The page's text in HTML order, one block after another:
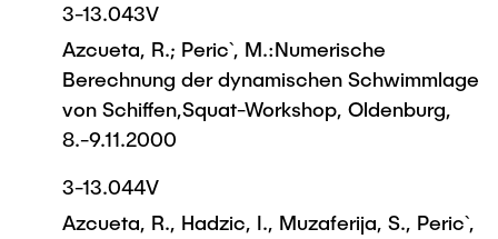
3-13.043V
Azcueta, R.; Peric`, M.:Numerische
Berechnung der dynamischen Schwimmlage
von Schiffen,Squat-Workshop, Oldenburg,
8.-9.11.2000
3-13.044V
Azcueta, R., Hadzic, I., Muzaferija, S., Peric`,